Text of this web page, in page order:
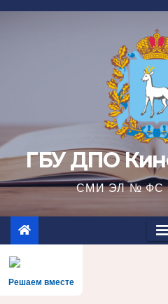
Перейти
ГБУ ДПО
СМИ ЭЛ № ФС
Решаем вместе